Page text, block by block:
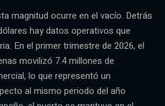
magnitud ocurre en el vacío. Detrás
hay datos operativos que
En el primer trimestre de 2026, el
movilizó 7.4 millones de
lo que representó un
al mismo periodo del año